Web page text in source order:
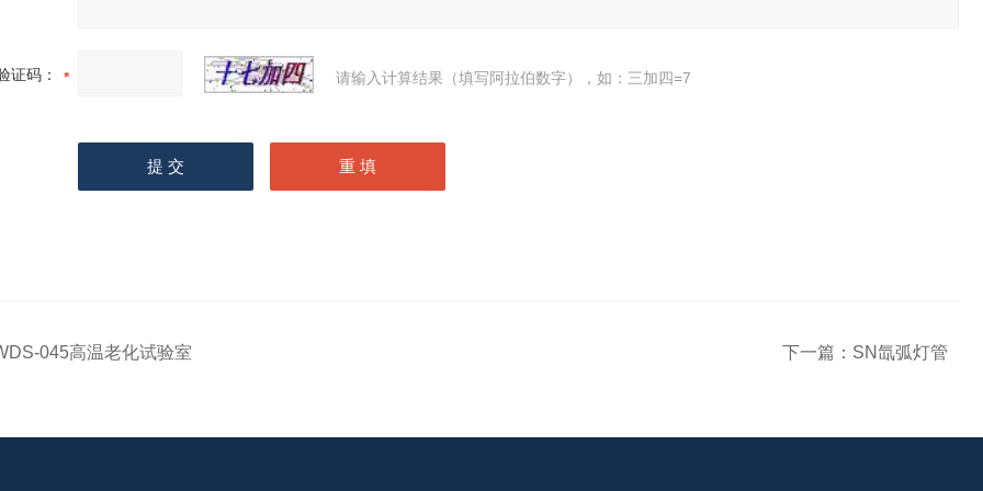
证码： 请输入计算结果（填写阿拉伯数字），如：三加四=7
045高温老化试验室 下一篇： SN氙弧灯管